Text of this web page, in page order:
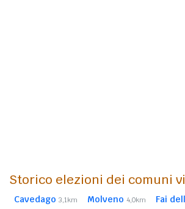
Storico elezioni dei comuni
Cavedago 3,1km Molveno 4,0km Fai